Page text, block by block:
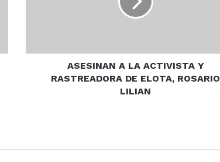
ROSARIO
ASESINAN A LA ACTIVISTA Y
RASTREADORA DE ELOTA, ROSARIO
LILIAN